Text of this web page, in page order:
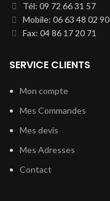
Tél: 09 72 66 31 57
Mobile: 06 63 48 02 90
Fax: 04 86 17 20 71
SERVICE CLIENTS
Mon compte
Mes Commandes
Mes devis
Mes Adresses
Contact